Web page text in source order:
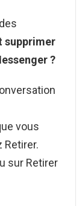
supprimer
?
vous
sur Retirer